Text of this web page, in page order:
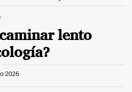
lento
2026